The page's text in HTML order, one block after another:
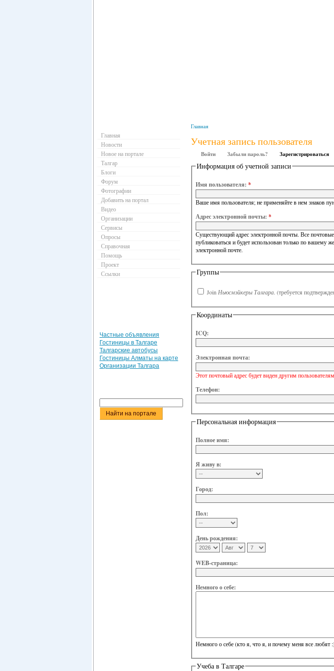
Главная
Учетная запись пользователя
Войти Забыли пароль? Зарегистрироваться
Информация об учетной записи
Имя пользователя: *
Ваше имя пользователя; не применяйте в нем знаков
Адрес электронной почты: *
Существующий адрес электронной почты. Все почтовые
публиковаться и будет использован только по вашему
электронной почте.
Группы
Join Ньюсмэйкеры Талгара. (требуется
Координаты
ICQ:
Электронная почта:
Этот почтовый адрес будет виден другим пользователям
Телефон:
Персональная информация
Полное имя:
Я живу в:
Город:
Пол:
День рождения:
WEB-страница:
Немного о себе:
Немного о себе (кто я, что я, и почему меня все любят
Учеба в Талгаре
Главная
Новости
Новое на портале
Талгар
Блоги
Форум
Фотографии
Добавить на портал
Видео
Организации
Сервисы
Опросы
Справочная
Помощь
Проект
Ссылки
Частные объявления
Гостиницы в Талгаре
Талгарские автобусы
Гостиницы Алматы на карте
Организации Талгара